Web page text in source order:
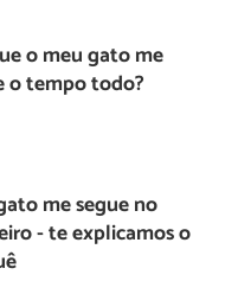
o meu gato me
o tempo todo?
me segue no
- te explicamos o